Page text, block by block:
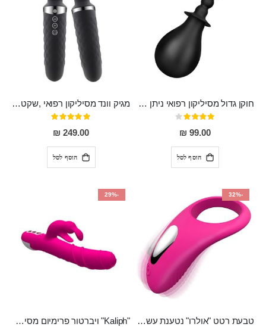
חוקן גדול מסיליקון רפואי ניתן לשימוש גם כפלאג וגם כחרוזים אנאלים
דירוג:
80%
99.00 ₪
הוסף לסל
מגיק וונד מסיליקון רפואי ,שקט במיוחד, נטען בעל 10 מהירויות שונות "Erna"
דירוג:
100%
249.00 ₪
הוסף לסל
-32%
טבעת רטט "אולרו" נטענת עשויה סיליקון רפואי עם רטט חזק ומטריף חושים
-29%
"Kaliph" ויברטור פרימיום מסיליקון רפואי , נטען, שקט במיוחד, מסתובב ומתפתל, שמנמן עם חדירה 14 סמ